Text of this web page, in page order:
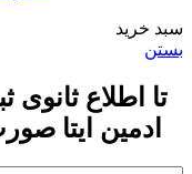
سبد خرید
بستن
تا اطلاع
ادمین ایتا صورت می